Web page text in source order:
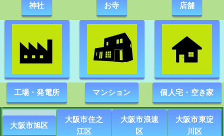
神社 お寺 店舗
工場・発電所 マンション 個人宅・空き家
大阪市旭区
大阪市住之
江区
大阪市浪速
区
大阪市東淀
川区